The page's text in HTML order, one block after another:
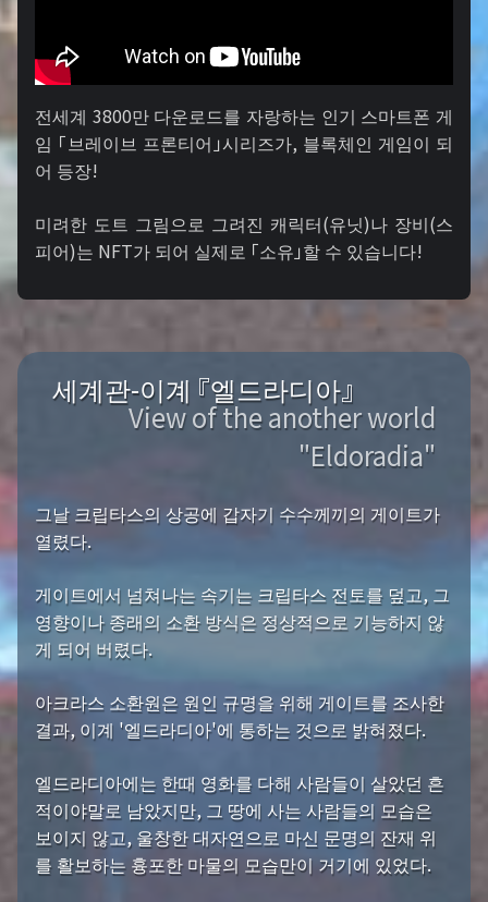
전세계 3800만 다운로드를 자랑하는 인기 스마트폰 게
임 「브레이브 프론티어」시리즈가, 블록체인 게임이 되
어 등장!
미려한 도트 그림으로 그려진 캐릭터(유닛)나 장비(스
피어)는 NFT가 되어 실제로 「소유」할 수 있습니다!
세계관-이계 『엘드라디아』
View of the another world
"Eldoradia"
그날 크립타스의 상공에 갑자기 수수께끼의 게이트가
열렸다.
게이트에서 넘쳐나는 속기는 크립타스 전토를 덮고, 그
영향이나 종래의 소환 방식은 정상적으로 기능하지 않
게 되어 버렸다.
아크라스 소환원은 원인 규명을 위해 게이트를 조사한
결과, 이계 '엘드라디아'에 통하는 것으로 밝혀졌다.
엘드라디아에는 한때 영화를 다해 사람들이 살았던 흔
적이야말로 남았지만, 그 땅에 사는 사람들의 모습은
보이지 않고, 울창한 대자연으로 마신 문명의 잔재 위
를 활보하는 흉포한 마물의 모습만이 거기에 있었다.